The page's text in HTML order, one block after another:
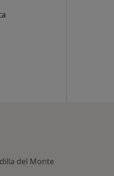
del Monte